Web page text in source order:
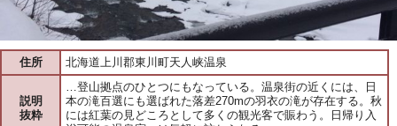
住所 北海道上川郡東川町天人峡温泉
説明
抜粋
…登山拠点のひとつにもなっている。温泉街の近くには、日
本の滝百選にも選ばれた落差270mの羽衣の滝が存在する。秋
には紅葉の見どころとして多くの観光客で賑わう。日帰り入